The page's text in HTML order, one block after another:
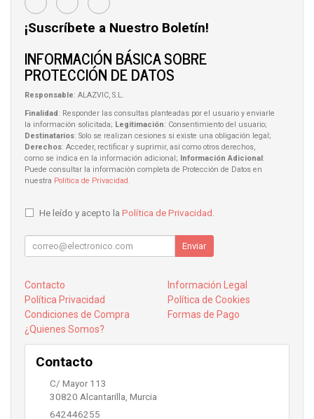
¡Suscríbete a Nuestro Boletín!
INFORMACIÓN BÁSICA SOBRE
PROTECCIÓN DE DATOS
Responsable: ALAZVIC, S.L.
Finalidad : Responder las consultas planteadas por el usuario y enviarle
la información solicitada; Legitimación: Consentimiento del usuario;
Destinatarios: Solo se realizan cesiones si existe una obligación legal;
Derechos: Acceder, rectificar y suprimir, así como otros derechos,
como se indica en la información adicional;
Información Adicional :
Puede consultar la información completa de Protección de Datos en
nuestra Política de Privacidad .
He leído y acepto la Política de Privacidad
Enviar
Contacto
Información Legal
Política Privacidad
Política de Cookies
Condiciones de Compra
Formas de Pago
¿Quienes Somos?
Contacto
C/ Mayor 113
30820 Alcantarilla Murcia
642446255